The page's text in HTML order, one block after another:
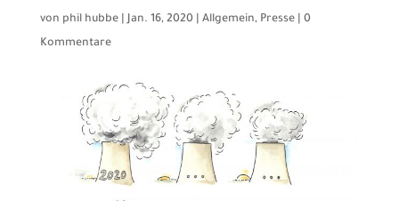
von phil hubbe|Jan. 16, 2020| Allgemein, Presse| 0
Kommentare